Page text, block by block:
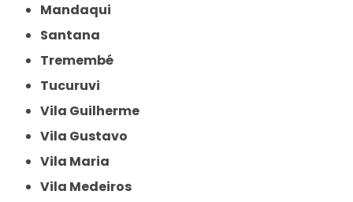
Mandaqui
Santana
Tremembé
Tucuruvi
Vila Guilherme
Vila Gustavo
Vila Maria
Vila Medeiros